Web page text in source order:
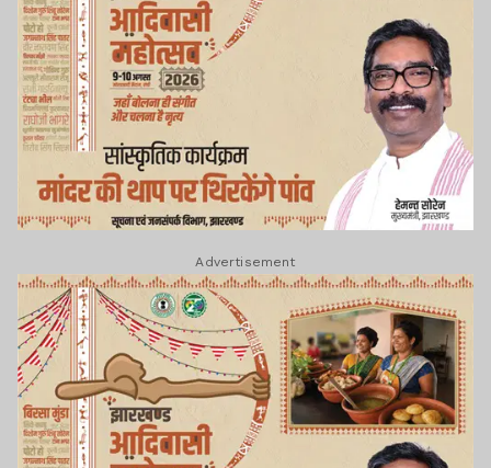
Advertisement